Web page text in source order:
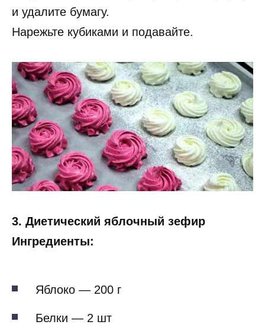
и удалите бумагу.
Нарежьте кубиками и подавайте.
3. Диетический яблочный зефир
Ингредиенты:
Яблоко — 200 г
Белки — 2 шт